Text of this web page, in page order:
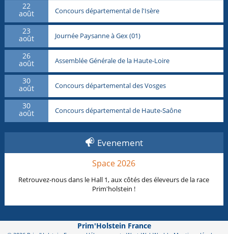
22
août Concours départemental de l'Isère
23
août Journée Paysanne à Gex (01)
26
août Assemblée Générale de la Haute-Loire
30
août Concours départemental des Vosges
30
août Concours départemental de Haute-Saône
Evenement
Space 2026
Retrouvez-nous dans le Hall 1, aux côtés des éleveurs de la race
Prim'holstein !
Prim'Holstein France